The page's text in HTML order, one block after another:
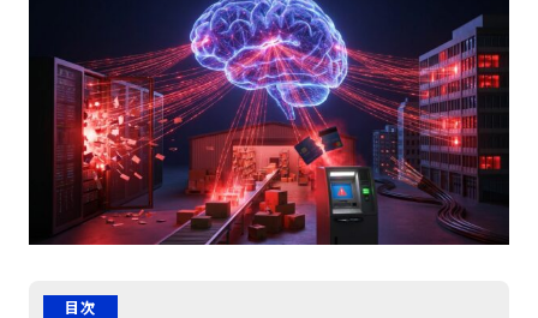
目次